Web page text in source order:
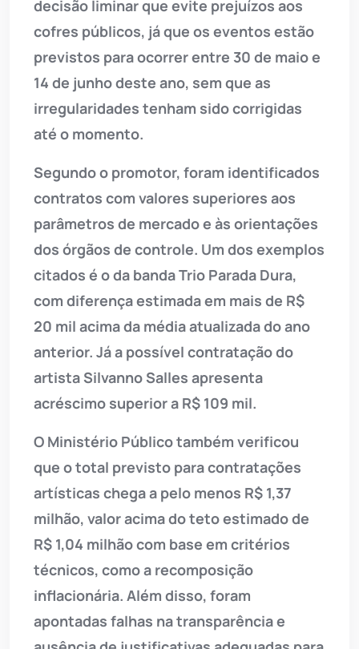
decisão liminar que evite prejuízos aos
cofres públicos, já que os eventos estão
previstos para ocorrer entre 30 de maio e
14 de junho deste ano, sem que as
irregularidades tenham sido corrigidas
até o momento.
Segundo o promotor, foram identificados
contratos com valores superiores aos
parâmetros de mercado e às orientações
dos órgãos de controle. Um dos exemplos
citados é o da banda Trio Parada Dura,
com diferença estimada em mais de R$
20 mil acima da média atualizada do ano
anterior. Já a possível contratação do
artista Silvanno Salles apresenta
acréscimo superior a R$ 109 mil.
O Ministério Público também verificou
que o total previsto para contratações
artísticas chega a pelo menos R$ 1,37
milhão, valor acima do teto estimado de
R$ 1,04 milhão com base em critérios
técnicos, como a recomposição
inflacionária. Além disso, foram
apontadas falhas na transparência e